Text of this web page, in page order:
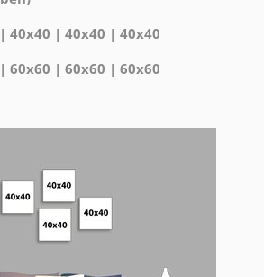
| 40x40 | 40x40
| 60x60 | 60x60